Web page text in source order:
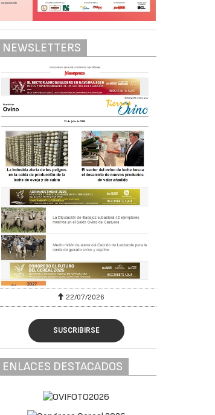
NEWSLETTERS
22/07/2026
SUSCRIBIRSE
ENLACES DESTACADOS